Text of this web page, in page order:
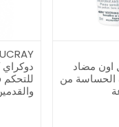
اون مضاد
الحساسة من
للتحكم